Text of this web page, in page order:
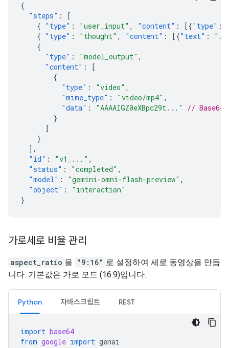
{
"steps" :
[
{ "type" : "user_input" , "content" : [{"type" :
{ "type" : "thought" , "content" : [{"text" :
{
"type" : "model_output" ,
"content" :
[
{
"type" : "video" ,
"mime_type" : "video/mp4" ,
"data" : "AAAAIGZ0eXBpc29t..."
// Base64
}
]
}
],
"id" : "v1_..." ,
"status" : "completed" ,
"model" : "gemini-omni-flash-preview" ,
"object" :
"interaction"
}
가로세로 비율 관리
aspect_ratio 을 "9:16" 로 설정하여 세로 동영상을 만듭
니다. 기본값은 가로 모드 (16:9)입니다.
Python 자바스크립트 REST
import base64
from google import genai